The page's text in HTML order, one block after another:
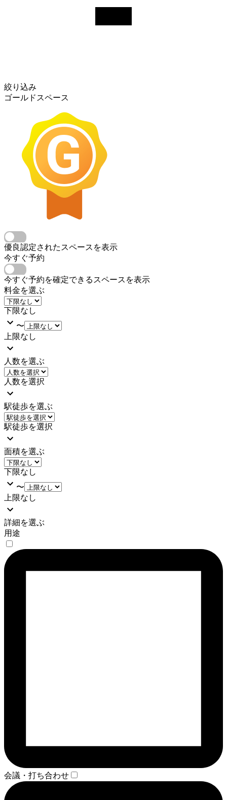
絞り込み
ゴールドスペース
優良認定されたスペースを表示
今すぐ予約
今すぐ予約を確定できるスペースを表示
料金を選ぶ
下限なし
〜
上限なし
人数を選ぶ
人数を選択
駅徒歩を選ぶ
駅徒歩を選択
面積を選ぶ
下限なし
〜
上限なし
詳細を選ぶ
用途
会議・打ち合わせ